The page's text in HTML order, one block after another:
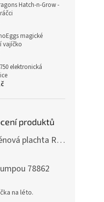
Hatch-n-Grow -
magické
vajíčko
elektronická
produktů
INTEX Krycí bazénová plachta Round 305cm 28030
5 z 5 hvězdiček.
78862
5 z 5 hvězdiček.
na léto.